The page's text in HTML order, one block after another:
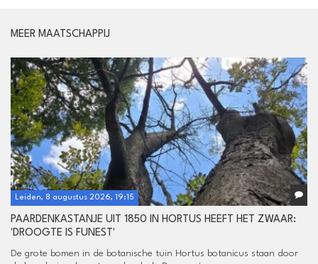
MEER MAATSCHAPPIJ
Leiden, 8 augustus 2026, 19:15
PAARDENKASTANJE UIT 1850 IN HORTUS HEEFT HET ZWAAR:
'DROOGTE IS FUNEST'
De grote bomen in de botanische tuin Hortus botanicus staan door